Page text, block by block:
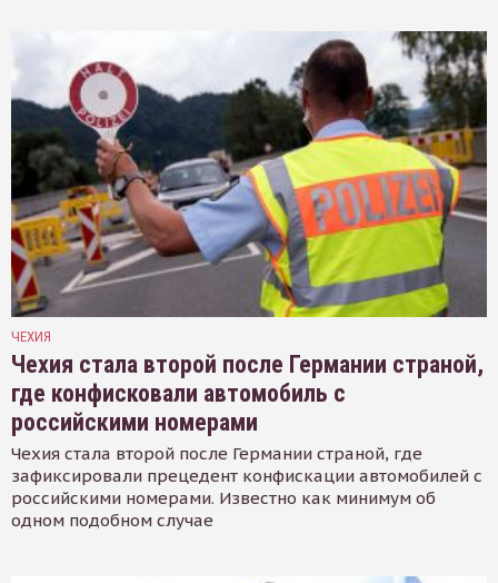
ЧЕХИЯ
Чехия стала второй после Германии страной,
где конфисковали автомобиль с
российскими номерами
Чехия стала второй после Германии страной, где
зафиксировали прецедент конфискации автомобилей с
российскими номерами. Известно как минимум об
одном подобном случае